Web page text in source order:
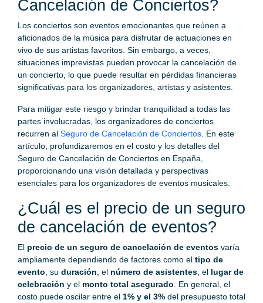
Cancelación de Conciertos?
Los conciertos son eventos emocionantes que reúnen a
aficionados de la música para disfrutar de actuaciones en
vivo de sus artistas favoritos. Sin embargo, a veces,
situaciones imprevistas pueden provocar la cancelación de
un concierto, lo que puede resultar en pérdidas financieras
significativas para los organizadores, artistas y asistentes.
Para mitigar este riesgo y brindar tranquilidad a todas las
partes involucradas, los organizadores de conciertos
recurren al Seguro de Cancelación de Conciertos . En este
artículo, profundizaremos en el costo y los detalles del
Seguro de Cancelación de Conciertos en España,
proporcionando una visión detallada y perspectivas
esenciales para los organizadores de eventos musicales.
¿Cuál es el precio de un seguro
de cancelación de eventos?
El precio de un seguro de cancelación de eventos varía
ampliamente dependiendo de factores como el tipo de
evento , su duración , el número de asistentes , el lugar de
celebración y el monto total asegurado . En general, el
costo puede oscilar entre el 1% y el 3% del presupuesto total